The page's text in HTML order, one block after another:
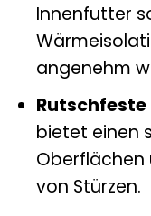
Innenfutter
angenehm
Rutschfeste
bietet einen
Oberflächen
von Stürzen.